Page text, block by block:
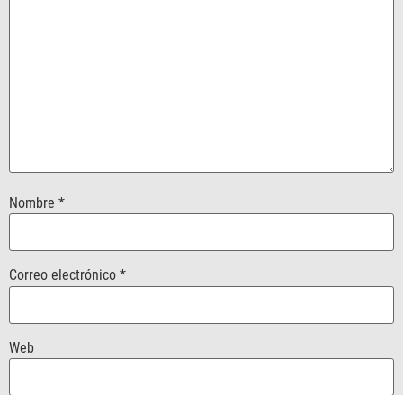
Nombre *
Correo electrónico *
Web